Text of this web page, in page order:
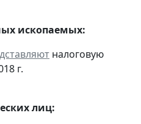
ископаемых:
налоговую
г.
лиц: